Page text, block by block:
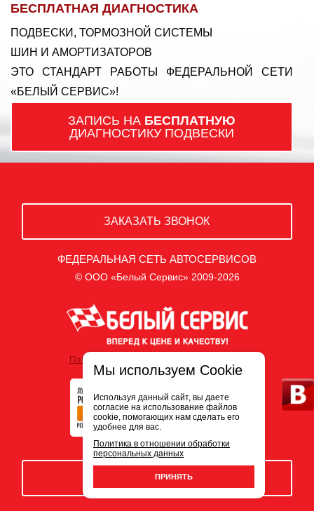
БЕСПЛАТНАЯ ДИАГНОСТИКА
ПОДВЕСКИ, ТОРМОЗНОЙ СИСТЕМЫ
ШИН И АМОРТИЗАТОРОВ
ЭТО СТАНДАРТ РАБОТЫ ФЕДЕРАЛЬНОЙ СЕТИ
«БЕЛЫЙ СЕРВИС»!
ЗАПИСЬ НА БЕСПЛАТНУЮ
ДИАГНОСТИКУ ПОДВЕСКИ
ЗАКАЗАТЬ ЗВОНОК
ФЕДЕРАЛЬНАЯ СЕТЬ АВТОСЕРВИСОВ
© ООО «Белый Сервис» 2009-2026
Политика обработки персональных данных
ЗАПИСЬ НА СЕРВИС
Мы используем Cookie
Используя данный сайт, вы даете
согласие на использование файлов
cookie, помогающих нам сделать его
удобнее для вас.
Политика в отношении обработки
персональных данных
ПРИНЯТЬ